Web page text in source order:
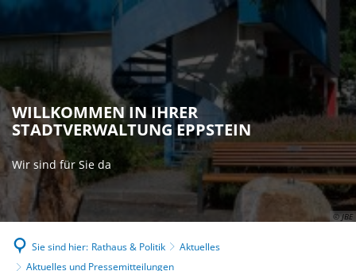
© JBE
WILLKOMMEN IN IHRER
STADTVERWALTUNG EPPSTEIN
Wir sind für Sie da
Sie sind hier: Rathaus & Politik
Aktuelles
Aktuelles und Pressemitteilungen